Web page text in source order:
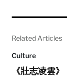
Related Articles
Culture
《壯志凌雲